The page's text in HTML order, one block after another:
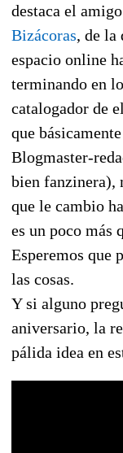
destaca el amigo
Bizácoras, de la
espacio online
terminando en
catalogador de
que
Blogmaster-
bien fanzinera),
que le cambio
es un poco más
Esperemos que
las cosas.
Y si alguno
aniversario, la
pálida idea en